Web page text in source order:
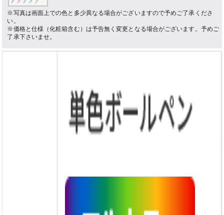
※写真は画面上での色と多少異なる場合がございますので予めご了承くださ
い。
※価格と仕様（化粧箱含む）は予告無く変更となる場合がございます。予めご
了承下さいませ。